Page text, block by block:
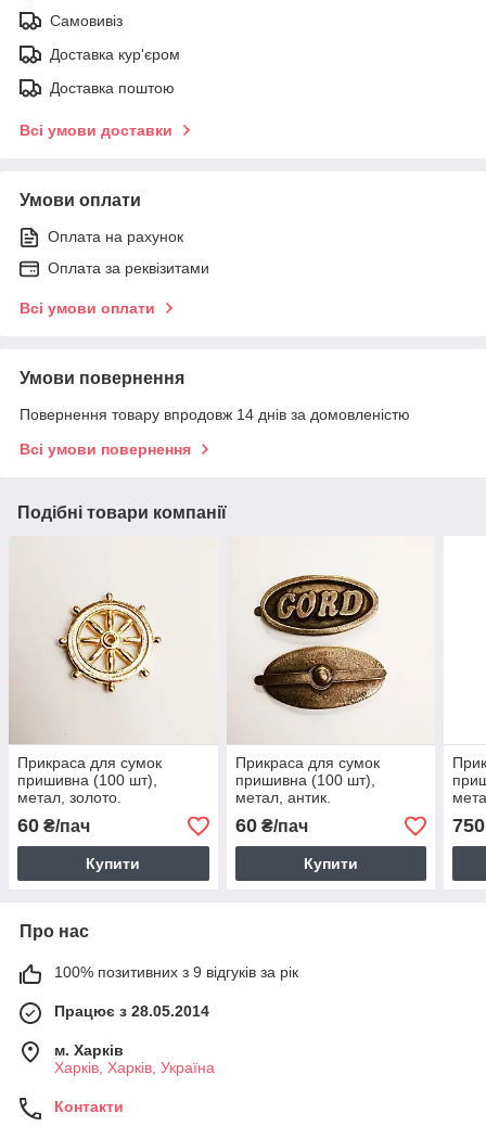
Самовивіз
Доставка кур'єром
Доставка поштою
Всі умови доставки
Умови оплати
Оплата на рахунок
Оплата за реквізитами
Всі умови оплати
Умови повернення
Повернення товару впродовж 14 днів за домовленістю
Всі умови повернення
Подібні товари компанії
Прикраса для сумок
пришивна (100 шт),
метал, золото.
60 ₴/пач
Купити
Прикраса для сумок
пришивна (100 шт),
метал, антик.
60₴/пач
Купити
750
Про нас
100% позитивних з 9 відгуків за рік
Працює з 28.05.2014
м. Харків
Харків, Харків, Україна
Контакти